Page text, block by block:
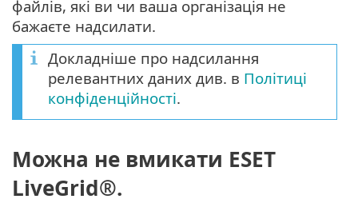
файлів, які ви чи ваша організація не
бажаєте надсилати.
Докладніше про надсилання
релевантних даних див. в Політиці
конфіденційності.
Можна не вмикати ESET
LiveGrid®.